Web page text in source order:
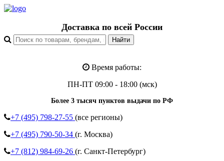
Доставка по всей России
Время работы:
ПН-ПТ 09:00 - 18:00 (мск)
Более 3 тысяч пунктов выдачи по РФ
+7 (495) 798-27-55 (все регионы)
+7 (495) 790-50-34 (г. Москва)
+7 (812) 984-69-26 (г. Санкт-Петербург)